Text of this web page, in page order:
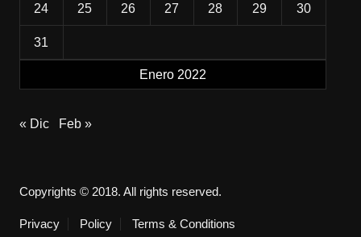
Enero 2022
24 25 26 27 28 29 30
31
« Dic Feb »
Copyrights © 2018. All rights reserved.
Privacy Policy Terms & Conditions